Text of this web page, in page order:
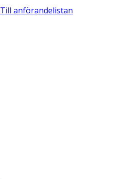
Till anförandelistan